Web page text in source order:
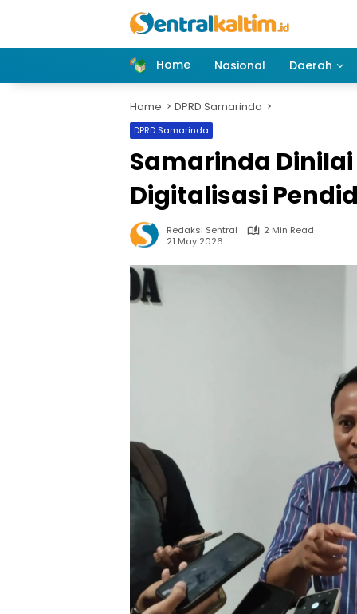
Home
Nasional Daerah
Home DPRD Samarinda
DPRD Samarinda
Samarinda
Digitalisasi
Redaksi Sentral
2 Min Read
21 May 2026